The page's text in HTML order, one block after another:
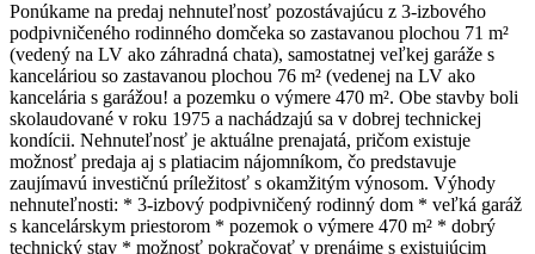
Ponúkame na predaj nehnuteľnosť pozostávajúcu z 3-izbového
podpivničeného rodinného domčeka so zastavanou plochou 71 m²
(vedený na LV ako záhradná chata), samostatnej veľkej garáže s
kanceláriou so zastavanou plochou 76 m² (vedenej na LV ako
kancelária s garážou! a pozemku o výmere 470 m². Obe stavby boli
skolaudované v roku 1975 a nachádzajú sa v dobrej technickej
kondícii. Nehnuteľnosť je aktuálne prenajatá, pričom existuje
možnosť predaja aj s platiacim nájomníkom, čo predstavuje
zaujímavú investičnú príležitosť s okamžitým výnosom. Výhody
nehnuteľnosti: * 3-izbový podpivničený rodinný dom * veľká garáž
s kancelárskym priestorom * pozemok o výmere 470 m² * dobrý
technický stav * možnosť pokračovať v prenájme s existujúcim